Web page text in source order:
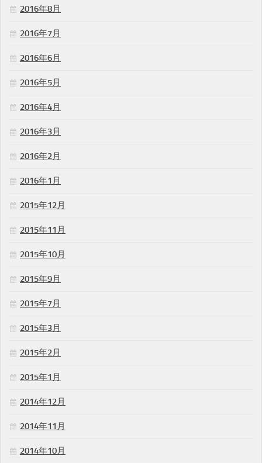
2016年8月
2016年7月
2016年6月
2016年5月
2016年4月
2016年3月
2016年2月
2016年1月
2015年12月
2015年11月
2015年10月
2015年9月
2015年7月
2015年3月
2015年2月
2015年1月
2014年12月
2014年11月
2014年10月